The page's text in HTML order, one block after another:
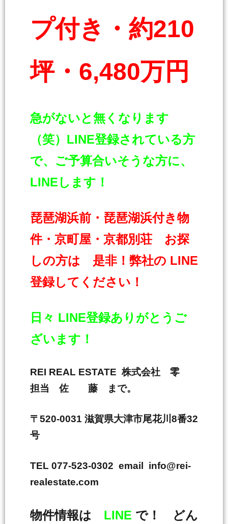
プ付き・約210
坪・6,480万円
急がないと無くなります
（笑）LINE登録されている方
で、ご予算合いそうな方に、
LINEします！
琵琶湖浜前・琵琶湖浜付き物
件・京町屋・京都別荘 お探
しの方は 是非！弊社の LINE
登録してください！
日々 LINE登録ありがとうご
ざいます！
REI REAL ESTATE 株式会社 零
担当 佐 藤 まで。
〒520-0031 滋賀県大津市尾花川8番32
号
TEL 077-523-0302 email info@rei-
realestate.com
物件情報は LINE で！ どん